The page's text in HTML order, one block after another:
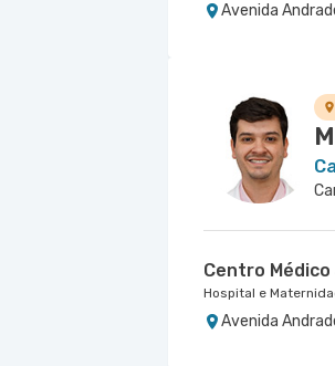
Avenida
Centro Médico
Hospital e
Avenida